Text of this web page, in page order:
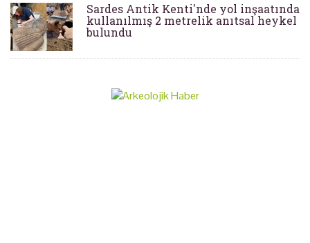
Sardes Antik Kenti'nde yol inşaatında
kullanılmış 2 metrelik anıtsal heykel
bulundu